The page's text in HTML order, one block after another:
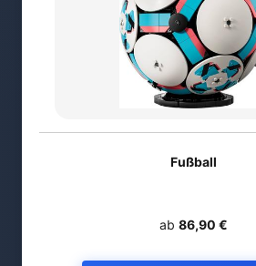
Fußball
ab 86,90 €